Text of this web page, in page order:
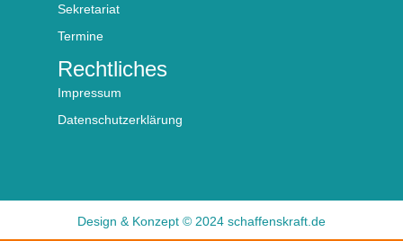
Sekretariat
Termine
Rechtliches
Impressum
Datenschutzerklärung
Design & Konzept © 2024 schaffenskraft.de